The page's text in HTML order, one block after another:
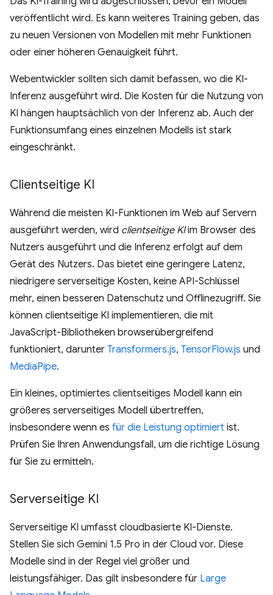
veröffentlicht wird. Es kann weiteres Training geben, das
zu neuen Versionen von Modellen mit mehr Funktionen
oder einer höheren Genauigkeit führt.
Webentwickler sollten sich damit befassen, wo die KI-
Inferenz ausgeführt wird. Die Kosten für die Nutzung von
KI hängen hauptsächlich von der Inferenz ab. Auch der
Funktionsumfang eines einzelnen Modells ist stark
eingeschränkt.
Clientseitige KI
Während die meisten KI-Funktionen im Web auf Servern
ausgeführt werden, wird clientseitige KIim Browser des
Nutzers ausgeführt und die Inferenz erfolgt auf dem
Gerät des Nutzers. Das bietet eine geringere Latenz,
niedrigere serverseitige Kosten, keine API-Schlüssel
mehr, einen besseren Datenschutz und Offlinezugriff. Sie
können clientseitige KI implementieren, die mit
JavaScript-Bibliotheken browserübergreifend
funktioniert, darunter Transformers.js, TensorFlow.js und
MediaPipe.
Ein kleines, optimiertes clientseitiges Modell kann ein
größeres serverseitiges Modell übertreffen,
insbesondere wenn es für die Leistung optimiert ist.
Prüfen Sie Ihren Anwendungsfall, um die richtige Lösung
für Sie zu ermitteln.
Serverseitige KI
Serverseitige KI umfasst cloudbasierte KI-Dienste.
Stellen Sie sich Gemini 1.5 Pro in der Cloud vor. Diese
Modelle sind in der Regel viel größer und
leistungsfähiger. Das gilt insbesondere für Large